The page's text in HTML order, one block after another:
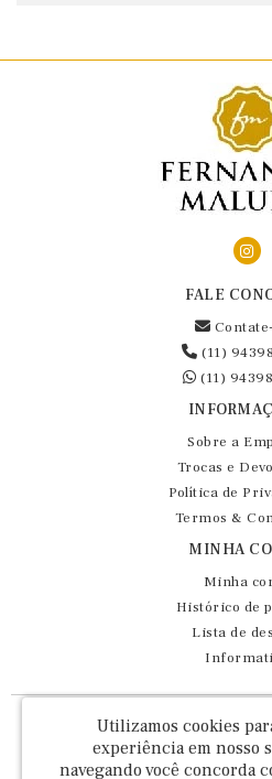
FALE
(11)
(11)
Sobre a
Trocas e
Política de
Termos &
MINHA
Minha
Histórico de
Lista de
Fernando Maluhy Cia Ltda -
Rua Dr Euclydes da Cunha, 47 - Brás -
Utilizamos cookies
experiência em nosso
navegando você concorda